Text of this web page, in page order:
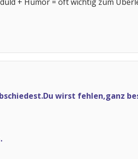
wirst fehlen,ganz